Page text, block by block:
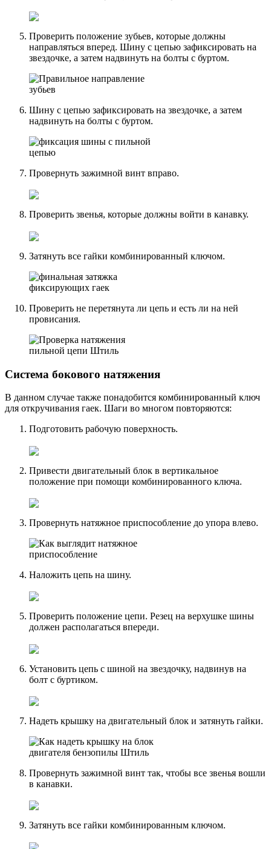
Проверить положение зубьев, которые должны
направляться вперед. Шину с цепью зафиксировать на
звездочке, а затем надвинуть на болты с буртом.
Шину с цепью зафиксировать на звездочке, а затем
надвинуть на болты с буртом.
Провернуть зажимной винт вправо.
Проверить звенья, которые должны войти в канавку.
Затянуть все гайки комбинированный ключом.
Проверить не перетянута ли цепь и есть ли на ней
провисания.
Система бокового натяжения
В данном случае также понадобится комбинированный ключ
для откручивания гаек. Шаги во многом повторяются:
Подготовить рабочую поверхность.
Привести двигательный блок в вертикальное
положение при помощи комбинированного ключа.
Провернуть натяжное приспособление до упора влево.
Наложить цепь на шину.
Проверить положение цепи. Резец на верхушке шины
должен располагаться впереди.
Установить цепь с шиной на звездочку, надвинув на
болт с буртиком.
Надеть крышку на двигательный блок и затянуть гайки.
Провернуть зажимной винт так, чтобы все звенья вошли
в канавки.
Затянуть все гайки комбинированным ключом.